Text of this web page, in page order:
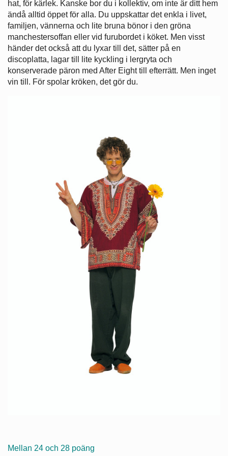
hat, för kärlek. Kanske bor du i kollektiv, om inte är ditt hem
ändå alltid öppet för alla. Du uppskattar det enkla i livet,
familjen, vännerna och lite bruna bönor i den gröna
manchestersoffan eller vid furubordet i köket. Men visst
händer det också att du lyxar till det, sätter på en
discoplatta, lagar till lite kyckling i lergryta och
konserverade päron med After Eight till efterrätt. Men inget
vin till. För spolar kröken, det gör du.
Mellan 24 och 28 poäng